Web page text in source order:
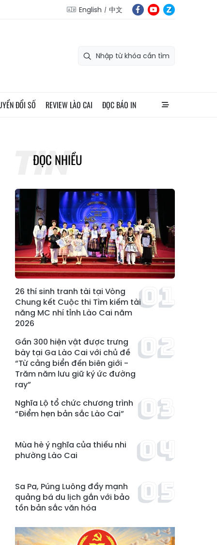
English 中文
ĐỔI SỐ REVIEW LÀO CAI ĐỌC BÁO IN
ĐỌC NHIỀU
26 thí sinh tranh tài tại Vòng
Chung kết Cuộc thi Tìm kiếm tài
năng MC nhí tỉnh Lào Cai năm
2026
Gần 300 hiện vật được trưng
bày tại Ga Lào Cai với chủ đề
“Từ cảng biển đến biên giới -
Trăm năm lưu giữ ký ức đường
ray”
Nghĩa Lộ tổ chức chương trình
“Điểm hẹn bản sắc Lào Cai”
Mùa hè ý nghĩa của thiếu nhi
phường Lào Cai
Sa Pa, Púng Luông đẩy mạnh
quảng bá du lịch gắn với bảo
tồn bản sắc văn hóa